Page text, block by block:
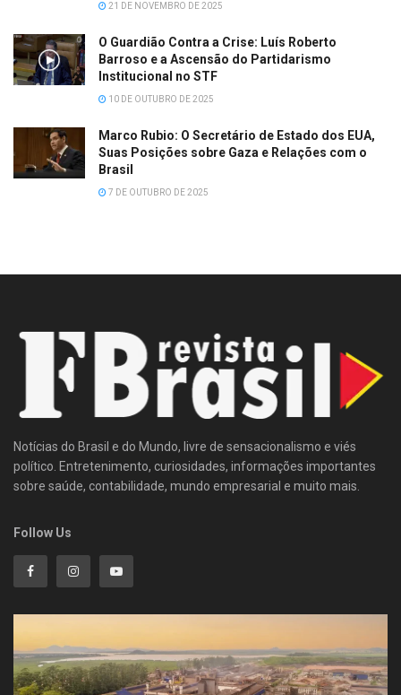
21 DE NOVEMBRO DE 2025
O Guardião Contra a Crise: Luís Roberto
Barroso e a Ascensão do Partidarismo
Institucional no STF
10 DE OUTUBRO DE 2025
Marco Rubio: O Secretário de Estado dos EUA,
Suas Posições sobre Gaza e Relações com o
Brasil
7 DE OUTUBRO DE 2025
Notícias do Brasil e do Mundo, livre de sensacionalismo e viés
político. Entretenimento, curiosidades, informações importantes
sobre saúde, contabilidade, mundo empresarial e muito mais.
Follow Us